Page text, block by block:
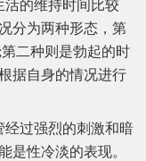
活的维持时间比较
分为两种形态，第
二种则是勃起的时
据自身的情况进行
经过强烈的刺激和暗
是性冷淡的表现。